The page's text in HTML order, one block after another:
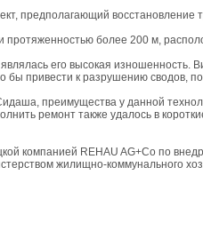
предполагающий восстановление
протяженностью более 200 м,
его высокая
бы привести к разрушению сводов,
преимущества у данной
ремонт также удалось в
компанией REHAU AG+Co по
жилищно-коммунального